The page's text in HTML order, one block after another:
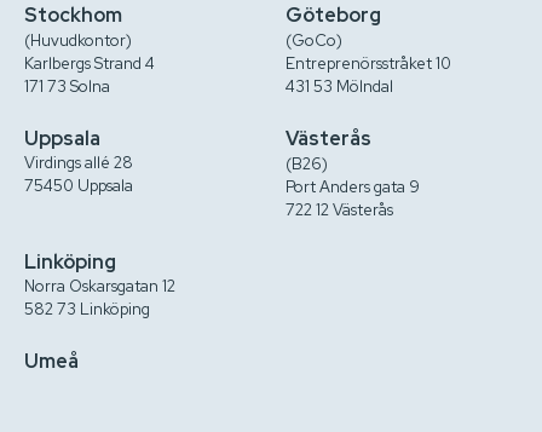
Stockhom
(Huvudkontor)
Karlbergs Strand 4
171 73 Solna
Uppsala
Virdings allé 28
75450 Uppsala
Göteborg
(GoCo)
Entreprenörsstråket 10
431 53 Mölndal
Västerås
(B26)
Port Anders gata 9
722 12 Västerås
Linköping
Norra Oskarsgatan 12
582 73 Linköping
Umeå